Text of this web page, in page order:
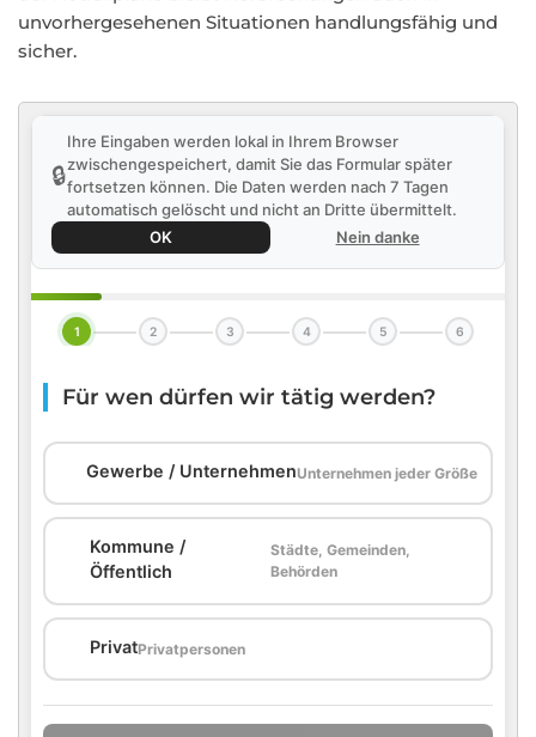
unvorhergesehenen Situationen handlungsfähig und
sicher.
🔒
Ihre Eingaben werden lokal in Ihrem Browser
zwischengespeichert, damit Sie das Formular später
fortsetzen können. Die Daten werden nach 7 Tagen
automatisch gelöscht und nicht an Dritte übermittelt.
OK
Nein danke
1 2 3 4 5 6
Für wen dürfen wir tätig werden?
Gewerbe / UnternehmenUnternehmen jeder Größe
Kommune /
Öffentlich
Städte, Gemeinden,
Behörden
PrivatPrivatpersonen